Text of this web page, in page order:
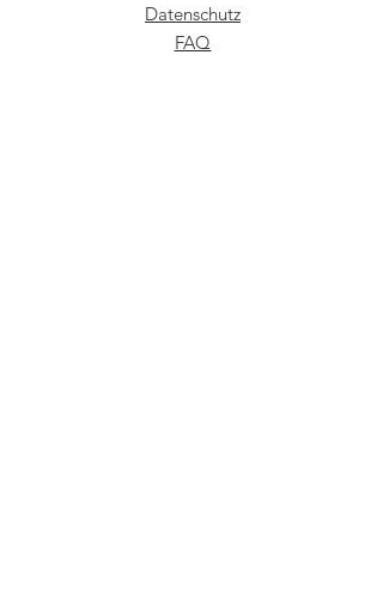
Datenschutz
FAQ